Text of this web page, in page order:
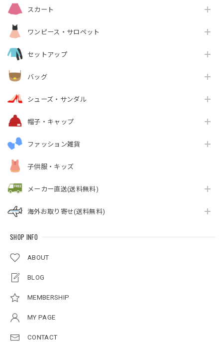
スカート
ワンピース・サロペット
セットアップ
バッグ
シューズ・サンダル
帽子・キャップ
ファッション雑貨
子供服・キッズ
メーカー直送(送料無料)
海外お取り寄せ(送料無料)
SHOP INFO
ABOUT
BLOG
MEMBERSHIP
MY PAGE
CONTACT